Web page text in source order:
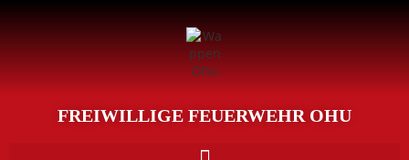
FREIWILLIGE FEUERWEHR OHU